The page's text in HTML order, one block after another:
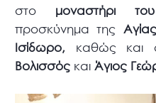
στο μοναστήρι
προσκύνημα της
Ισίδωρο, καθώς και
Βολισσός και Άγιος